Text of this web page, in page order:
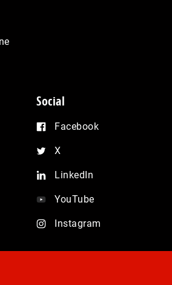
Social
Facebook
X
LinkedIn
YouTube
Instagram